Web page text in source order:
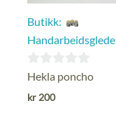
Butikk:
Handarbeidsglede
0
ut
Hekla poncho
kr 200